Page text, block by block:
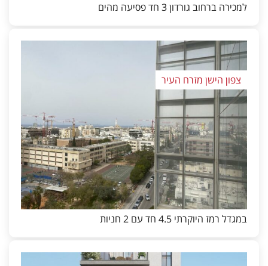
למכירה ברחוב גורדון 3 חד פסיעה מהים
צפון הישן מזרח העיר
במגדל רמז היוקרתי 4.5 חד עם 2 חניות